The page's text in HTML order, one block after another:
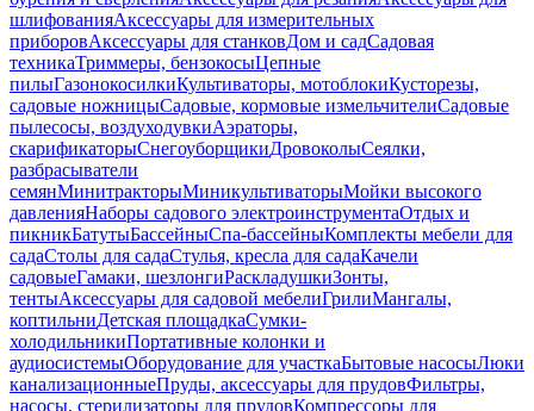
шлифованияАксессуары для измерительных
приборовАксессуары для станковДом и садСадовая
техникаТриммеры, бензокосыЦепные
пилыГазонокосилкиКультиваторы, мотоблокиКусторезы,
садовые ножницыСадовые, кормовые измельчителиСадовые
пылесосы, воздуходувкиАэраторы,
скарификаторыСнегоуборщикиДровоколыСеялки,
разбрасыватели
семянМинитракторыМиникультиваторыМойки высокого
давленияНаборы садового электроинструментаОтдых и
пикникБатутыБассейныСпа-бассейныКомплекты мебели для
садаСтолы для садаСтулья, кресла для садаКачели
садовыеГамаки, шезлонгиРаскладушкиЗонты,
тентыАксессуары для садовой мебелиГрилиМангалы,
коптильниДетская площадкаСумки-
холодильникиПортативные колонки и
аудиосистемыОборудование для участкаБытовые насосыЛюки
канализационныеПруды, аксессуары для прудовФильтры,
насосы, стерилизаторы для прудовКомпрессоры для